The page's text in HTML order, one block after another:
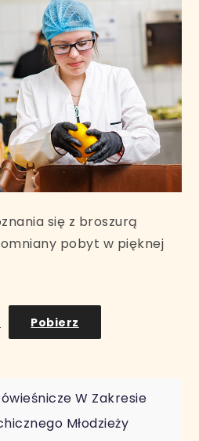
się z broszurą
pobyt w pięknej
Pobierz
W Zakresie
Młodzieży